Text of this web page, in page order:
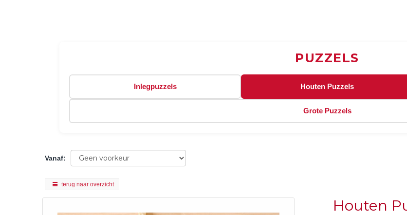
PUZZELS
Inlegpuzzels Houten Puzzels
Grote Puzzels
Vanaf:
terug naar overzicht
Houten